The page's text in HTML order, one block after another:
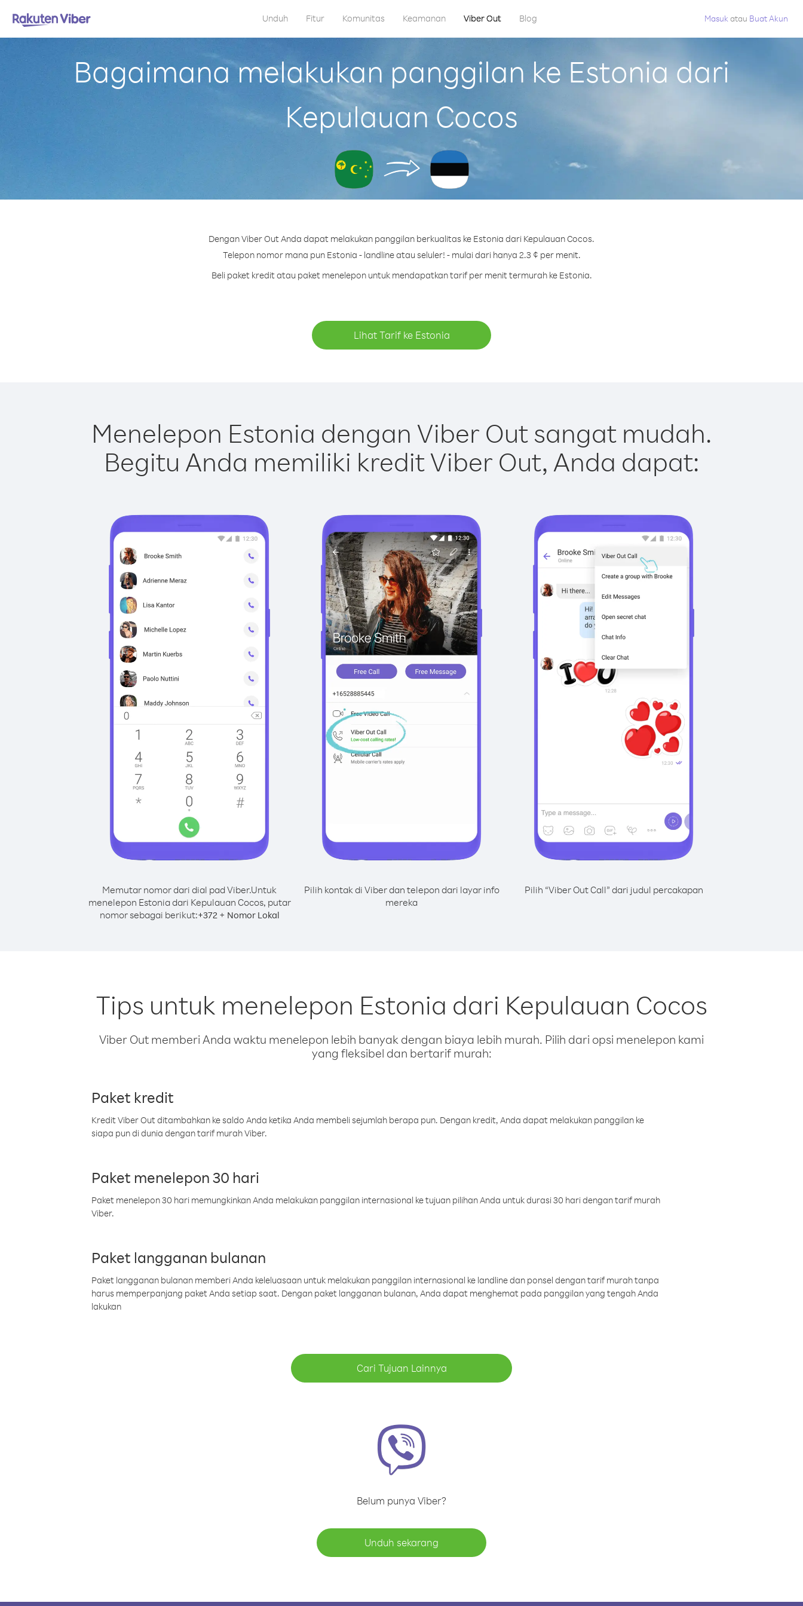
Unduh Fitur Komunitas Keamanan Viber Out Blog Masuk atau Buat Akun
Bagaimana melakukan panggilan ke Estonia dari
Kepulauan Cocos
Dengan Viber Out Anda dapat melakukan panggilan berkualitas ke Estonia dari Kepulauan Cocos.
Telepon nomor mana pun Estonia - landline atau seluler! - mulai dari hanya 2.3 ¢ per menit.
Beli paket kredit atau paket menelepon untuk mendapatkan tarif per menit termurah ke Estonia.
Lihat Tarif ke Estonia
Menelepon Estonia dengan Viber Out sangat mudah.
Begitu Anda memiliki kredit Viber Out, Anda dapat:
Memutar nomor dari dial pad Viber.Untuk
menelepon Estonia dari Kepulauan Cocos, putar
nomor sebagai berikut:+372+ Nomor Lokal
Pilih kontak di Viber dan telepon dari layar info
mereka
Pilih “Viber Out Call” dari judul percakapan
Tips untuk menelepon Estonia dari Kepulauan Cocos
Viber Out memberi Anda waktu menelepon lebih banyak dengan biaya lebih murah. Pilih dari opsi menelepon kami
yang fleksibel dan bertarif murah:
Paket kredit
Kredit Viber Out ditambahkan ke saldo Anda ketika Anda membeli sejumlah berapa pun. Dengan kredit, Anda dapat melakukan panggilan ke
siapa pun di dunia dengan tarif murah Viber.
Paket menelepon 30 hari
Paket menelepon 30 hari memungkinkan Anda melakukan panggilan internasional ke tujuan pilihan Anda untuk durasi 30 hari dengan tarif murah
Viber.
Paket langganan bulanan
Paket langganan bulanan memberi Anda keleluasaan untuk melakukan panggilan internasional ke landline dan ponsel dengan tarif murah tanpa
harus memperpanjang paket Anda setiap saat. Dengan paket langganan bulanan, Anda dapat menghemat pada panggilan yang tengah Anda
lakukan
Cari Tujuan Lainnya
Belum punya Viber?
Unduh sekarang